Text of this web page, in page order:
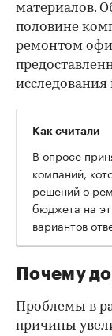
материалов.
половине
ремонтом
исследования
Как считали
В опросе
компаний,
решений о
бюджета на
вариантов
Почему
Проблемы в
причины